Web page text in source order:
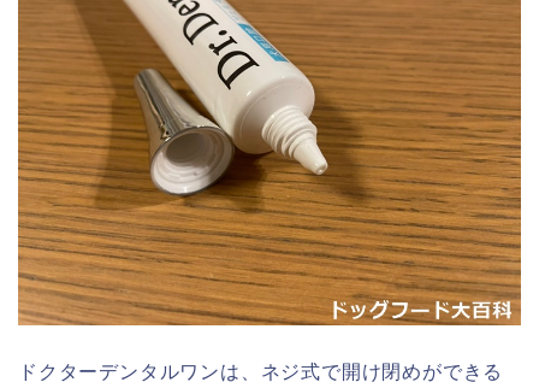
ドクターデンタルワンは、ネジ式で開け閉めができる